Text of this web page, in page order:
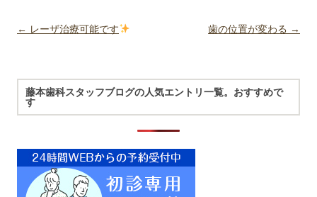
Post navigation
← レーザ治療可能です 歯の位置が変わる →
藤本歯科スタッフブログの人気エントリ一覧。おすすめで
す